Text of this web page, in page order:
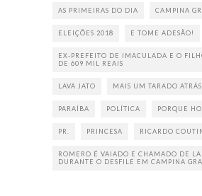
AS PRIMEIRAS DO DIA CAMPINA
ELEIÇÕES 2018 E TOME ADESÃO!
EX-PREFEITO DE IMACULADA E O
DE 609 MIL REAIS
LAVA JATO MAIS UM TARADO
PARAÍBA POLÍTICA PORQUE
PR. PRINCESA RICARDO
ROMERO É VAIADO E CHAMADO DE
DURANTE O DESFILE EM CAMPINA